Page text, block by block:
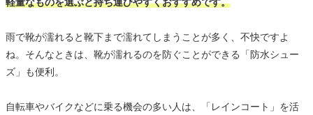
雨で靴が濡れると靴下まで濡れてしまうことが多く、不快ですよ
ね。そんなときは、靴が濡れるのを防ぐことができる「防水シュー
ズ」も便利。
自転車やバイクなどに乗る機会の多い人は、「レインコート」を活